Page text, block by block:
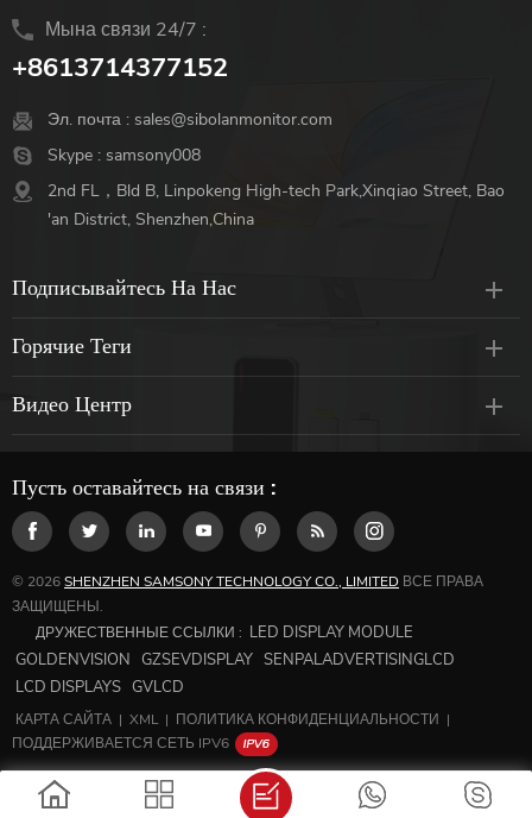
Мына связи 24/7 :
+8613714377152
Эл. почта : sales@sibolanmonitor.com
Skype : samsony008
2nd FL，Bld B, Linpokeng High-tech Park,Xinqiao Street, Bao
'an District, Shenzhen,China
Подписывайтесь На Нас
Горячие Теги
Видео Центр
Пусть оставайтесь на связи :
© 2026SHENZHEN SAMSONY TECHNOLOGY CO., LIMITED ВСЕ ПРАВА
ЗАЩИЩЕНЫ.
ДРУЖЕСТВЕННЫЕ ССЫЛКИ : LED DISPLAY MODULE
GOLDENVISION GZSEVDISPLAY SENPALADVERTISINGLCD
LCD DISPLAYS GVLCD
КАРТА САЙТА | XML | ПОЛИТИКА КОНФИДЕНЦИАЛЬНОСТИ |
ПОДДЕРЖИВАЕТСЯ СЕТЬ IPV6